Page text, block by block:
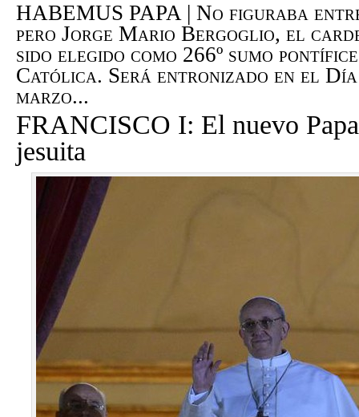
HABEMUS PAPA | No figuraba
pero Jorge Mario Bergoglio, el
sido elegido como 266º sumo
Católica. Será entronizado en el
marzo...
FRANCISCO I: El nuevo
jesuita